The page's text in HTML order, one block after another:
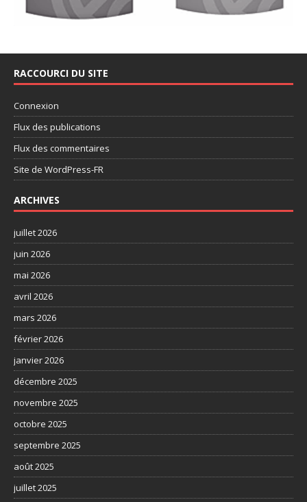
RACCOURCI DU SITE
Connexion
Flux des publications
Flux des commentaires
Site de WordPress-FR
ARCHIVES
juillet 2026
juin 2026
mai 2026
avril 2026
mars 2026
février 2026
janvier 2026
décembre 2025
novembre 2025
octobre 2025
septembre 2025
août 2025
juillet 2025